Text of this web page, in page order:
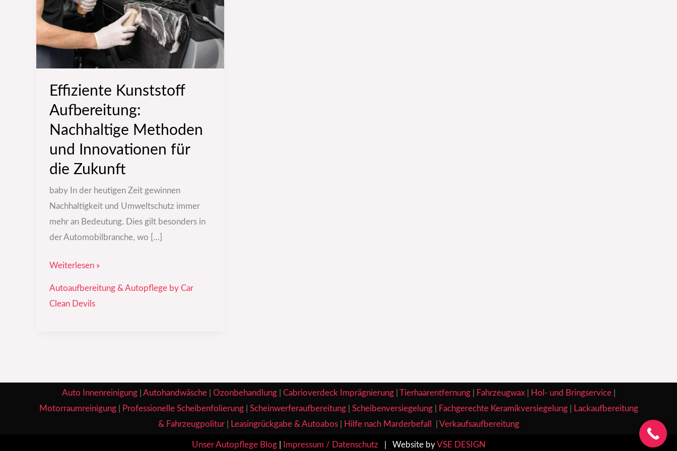
Effiziente Kunststoff
Aufbereitung:
Nachhaltige Methoden
und Innovationen für
die Zukunft
baby In der heutigen Zeit gewinnen
Nachhaltigkeit und Umweltschutz immer
mehr an Bedeutung. Dies gilt besonders in
der Automobilbranche, wo […]
Methoden
und
Innovationen
Zukunft
Weiterlesen »
Autoaufbereitung & Autopflege by Car
Clean Devils
Auto Innenreinigung| Autohandwäsche| Ozonbehandlung| Cabrioverdeck Imprägnierung| Tierhaarentfernung| Fahrzeugwax| Hol- und Bringservice|
Motorraumreinigung| Professionelle Scheibenfolierung| Scheinwerferaufbereitung| Scheibenversiegelung| Fachgerechte Keramikversiegelung|
Lackaufbereitung
& Fahrzeugpolitur| Leasingrückgabe & Autoabos| Hilfe nach Marderbefall Verkaufsaufbereitung
Unser Autopflege Blog| Impressum / Datenschutz| Website byVSE DESIGN